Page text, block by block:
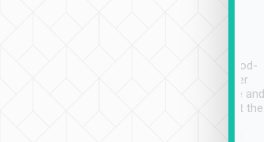
service, vehicles in good-
condition and the driver
service was awesome and
thoughtful. Driver went the